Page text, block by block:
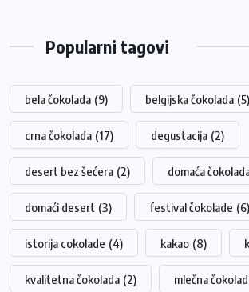
Popularni tagovi
bela čokolada (9) belgijska čokolada (5)
crna čokolada (17) degustacija (2)
desert bez šećera (2) domaća
domaći desert (3) festival čokolade (6)
istorija cokolade (4) kakao (8)
kvalitetna čokolada (2) mlečna